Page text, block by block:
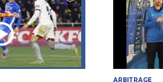
ARBITRAGE